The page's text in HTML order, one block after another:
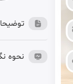
نحوه